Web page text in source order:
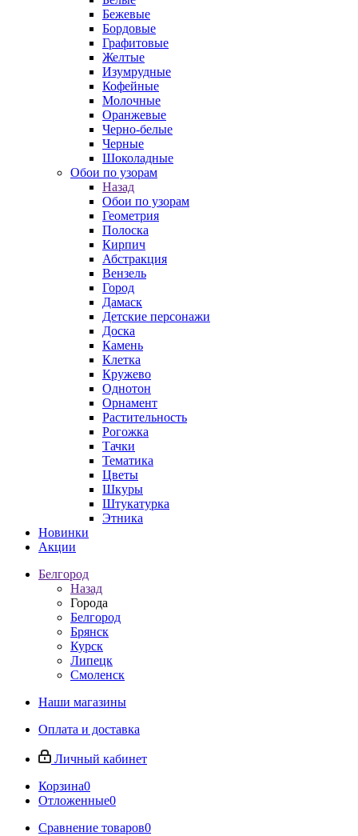
Бежевые
Бордовые
Графитовые
Желтые
Изумрудные
Кофейные
Молочные
Оранжевые
Черно-белые
Черные
Шоколадные
Обои по узорам
Назад
Обои по узорам
Геометрия
Полоска
Кирпич
Абстракция
Вензель
Город
Дамаск
Детские персонажи
Доска
Камень
Клетка
Кружево
Однотон
Орнамент
Растительность
Рогожка
Тачки
Тематика
Цветы
Шкуры
Штукатурка
Этника
Новинки
Акции
Белгород
Назад
Города
Белгород
Брянск
Курск
Липецк
Смоленск
Наши магазины
Оплата и доставка
Личный кабинет
Корзина0
Отложенные0
Сравнение товаров0